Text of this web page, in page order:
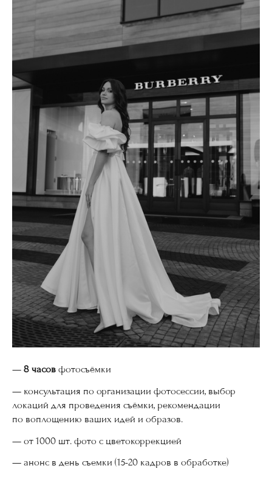
— 8 часов фотосъёмки
— консультация по организации фотосессии, выбор
локаций для проведения съёмки, рекомендации
по воплощению ваших идей и образов.
— от 1000 шт. фото с цветокоррекцией
— анонс в день съемки (15-20 кадров в обработке)